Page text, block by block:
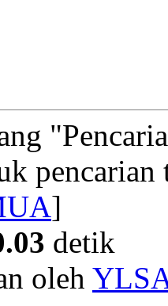
pencarian
]
detik
oleh